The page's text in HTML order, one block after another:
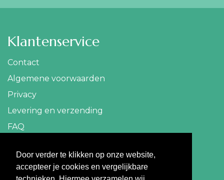
Door verder te klikken op onze website,
accepteer je cookies en vergelijkbare
Klantenservice
Contact
Algemene voorwaarden
Privacy
Levering en verzending
FAQ
Contact
info@travelbazaar.nl